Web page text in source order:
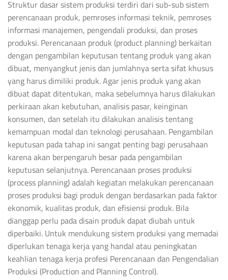
Struktur dasar sistem produksi terdiri dari sub-sub sistem
perencanaan produk, pemroses informasi teknik, pemroses
informasi manajemen, pengendali produksi, dan proses
produksi. Perencanaan produk (product planning) berkaitan
dengan pengambilan keputusan tentang produk yang akan
dibuat, menyangkut jenis dan jumlahnya serta sifat khusus
yang harus dimiliki produk. Agar jenis produk yang akan
dibuat dapat ditentukan, maka sebelumnya harus dilakukan
perkiraan akan kebutuhan, analisis pasar, keinginan
konsumen, dan setelah itu dilakukan analisis tentang
kemampuan modal dan teknologi perusahaan. Pengambilan
keputusan pada tahap ini sangat penting bagi perusahaan
karena akan berpengaruh besar pada pengambilan
keputusan selanjutnya. Perencanaan proses produksi
(process planning) adalah kegiatan melakukan perencanaan
proses produksi bagi produk dengan berdasarkan pada faktor
ekonomik, kualitas produk, dan efisiensi produk. Bila
dianggap perlu pada disain produk dapat diubah untuk
diperbaiki. Untuk mendukung sistem produksi yang memadai
diperlukan tenaga kerja yang handal atau peningkatan
keahlian tenaga kerja profesi Perencanaan dan Pengendalian
Produksi (Production and Planning Control).